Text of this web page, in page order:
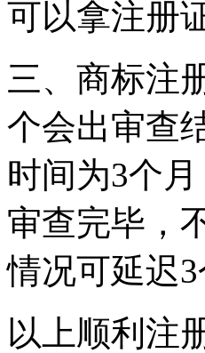
可以拿注册
三、商标注
个会出审查
时间为3个
审查完毕，
情况可延迟
以上顺利注